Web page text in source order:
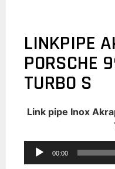
LINKPIPE
PORSCHE
TURBO S
Link pipe Inox
Reproductor
de
00:00